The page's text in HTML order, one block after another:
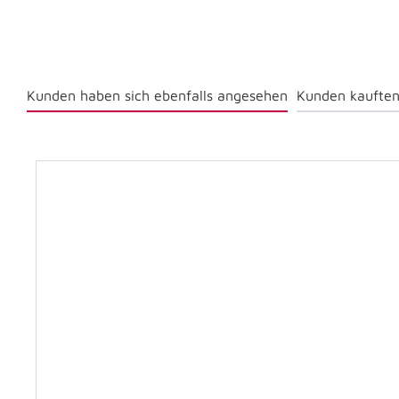
Kunden haben sich ebenfalls angesehen Kunden